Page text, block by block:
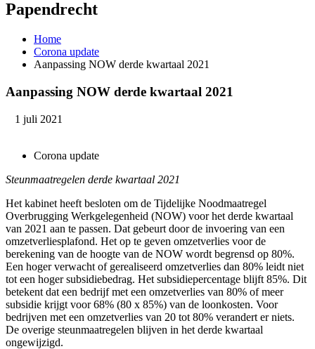
Papendrecht
Home
Corona update
Aanpassing NOW derde kwartaal 2021
Aanpassing NOW derde kwartaal 2021
1 juli 2021
Corona update
Steunmaatregelen derde kwartaal 2021
Het kabinet heeft besloten om de Tijdelijke Noodmaatregel
Overbrugging Werkgelegenheid (NOW) voor het derde kwartaal
van 2021 aan te passen. Dat gebeurt door de invoering van een
omzetverliesplafond. Het op te geven omzetverlies voor de
berekening van de hoogte van de NOW wordt begrensd op 80%.
Een hoger verwacht of gerealiseerd omzetverlies dan 80% leidt niet
tot een hoger subsidiebedrag. Het subsidiepercentage blijft 85%. Dit
betekent dat een bedrijf met een omzetverlies van 80% of meer
subsidie krijgt voor 68% (80 x 85%) van de loonkosten. Voor
bedrijven met een omzetverlies van 20 tot 80% verandert er niets.
De overige steunmaatregelen blijven in het derde kwartaal
ongewijzigd.